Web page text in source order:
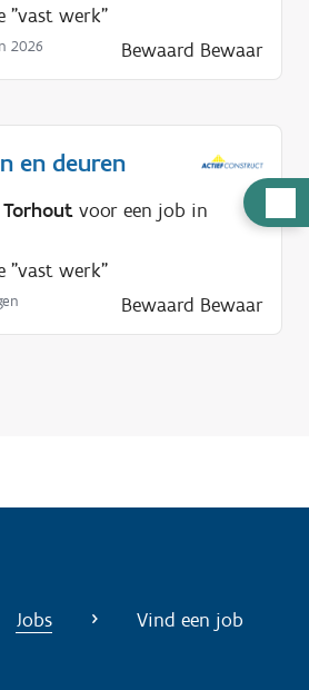
u
n
"vast werk"
2026 Bewaard Bewaar
en deuren
voor een job in
"vast werk"
Bewaard Bewaar
Jobs Vind een job